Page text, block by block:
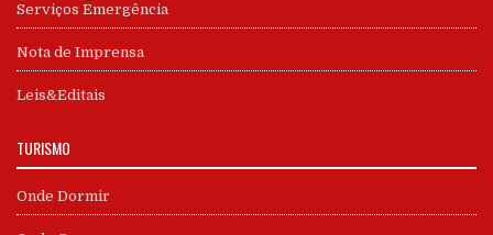
Serviços Emergência
Nota de Imprensa
Leis&Editais
TURISMO
Onde Dormir